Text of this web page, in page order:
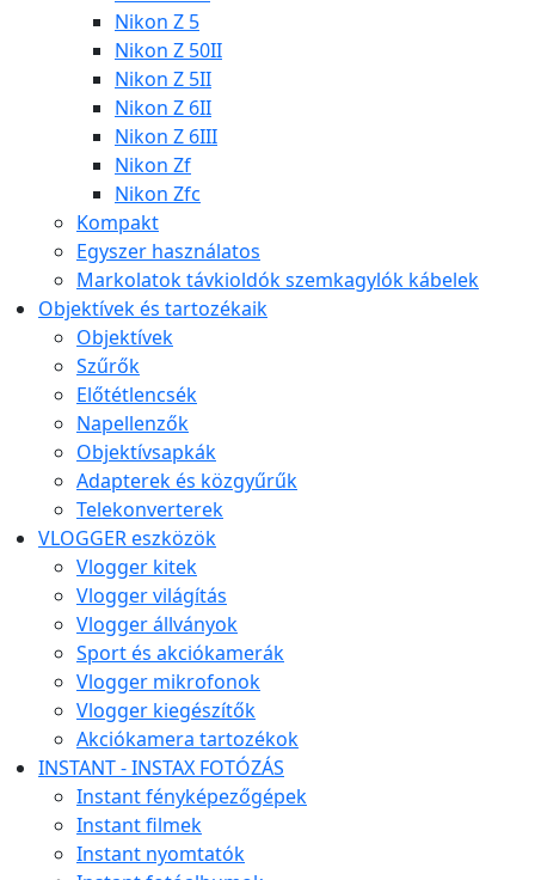
Nikon Z 5
Nikon Z 50II
Nikon Z 5II
Nikon Z 6II
Nikon Z 6III
Nikon Zf
Nikon Zfc
Kompakt
Egyszer használatos
Markolatok távkioldók szemkagylók kábelek
Objektívek és tartozékaik
Objektívek
Szűrők
Előtétlencsék
Napellenzők
Objektívsapkák
Adapterek és közgyűrűk
Telekonverterek
VLOGGER eszközök
Vlogger kitek
Vlogger világítás
Vlogger állványok
Sport és akciókamerák
Vlogger mikrofonok
Vlogger kiegészítők
Akciókamera tartozékok
INSTANT - INSTAX FOTÓZÁS
Instant fényképezőgépek
Instant filmek
Instant nyomtatók